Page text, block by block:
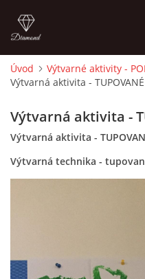
ÚVOD
O MĚ
FOTOALBUM
Úvod
Výtvarné aktivity -
Výtvarná aktivita - TUPOVANÉ
Výtvarná aktivita -
Výtvarná aktivita -
Výtvarná technika -